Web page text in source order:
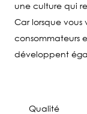
une culture qui
Car lorsque vous
consommateurs
développent
Qualité